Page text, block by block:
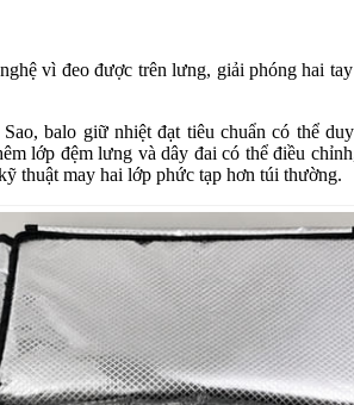
vì đeo được trên lưng, giải phóng hai
balo giữ nhiệt đạt tiêu chuẩn có thể
lớp đệm lưng và dây đai có thể điều
thuật may hai lớp phức tạp hơn túi thường.